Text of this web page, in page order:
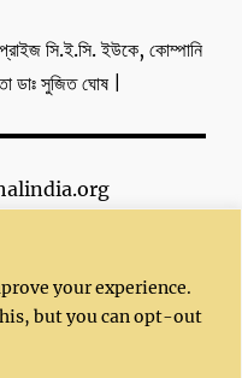
your experience.
but you can opt-out
সি.ই.সি. ইউকে, কোম্পানি
ডাঃ সুজিত ঘোষ |